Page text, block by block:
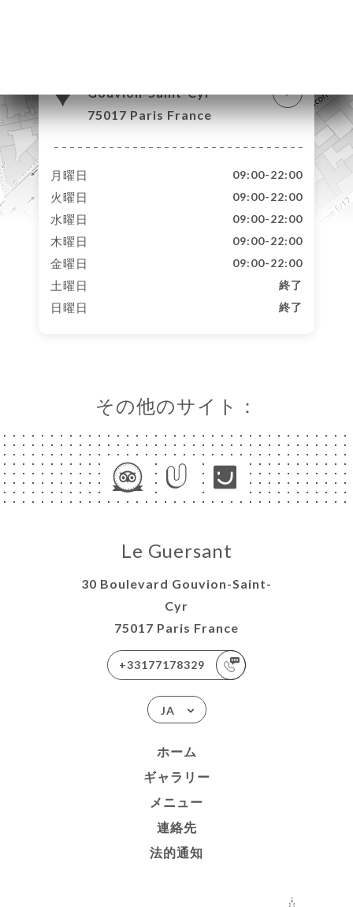
Gouvion-Saint-Cyr
75017 Paris France
月曜日 09:00-22:00
火曜日 09:00-22:00
水曜日 09:00-22:00
木曜日 09:00-22:00
金曜日 09:00-22:00
土曜日 終了
日曜日 終了
その他のサイト：
Le Guersant
30 Boulevard Gouvion-Saint-
Cyr
75017 Paris France
+33177178329
JA
ホーム
ギャラリー
メニュー
連絡先
法的通知